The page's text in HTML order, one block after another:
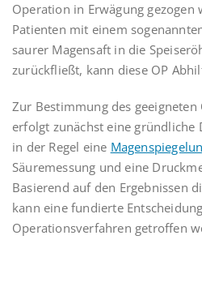
Operation in Erwägung
Patienten mit einem
saurer Magensaft in die
zurückfließt, kann diese OP
Zur Bestimmung des
erfolgt zunächst eine gründliche
in der Regel eine
Säuremessung und eine
Basierend auf den Ergebnissen
kann eine fundierte
Operationsverfahren getroffen